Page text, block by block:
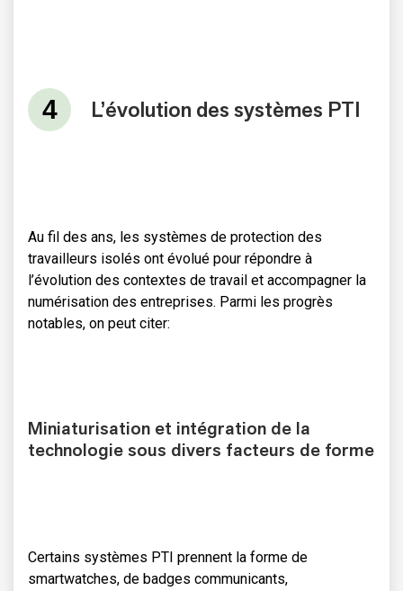
L’évolution des systèmes PTI
Au fil des ans, les systèmes de protection des
travailleurs isolés ont évolué pour répondre à
l’évolution des contextes de travail et accompagner la
numérisation des entreprises. Parmi les progrès
notables, on peut citer:
Miniaturisation et intégration de la
technologie sous divers facteurs de forme
Certains systèmes PTI prennent la forme de
smartwatches, de badges communicants,